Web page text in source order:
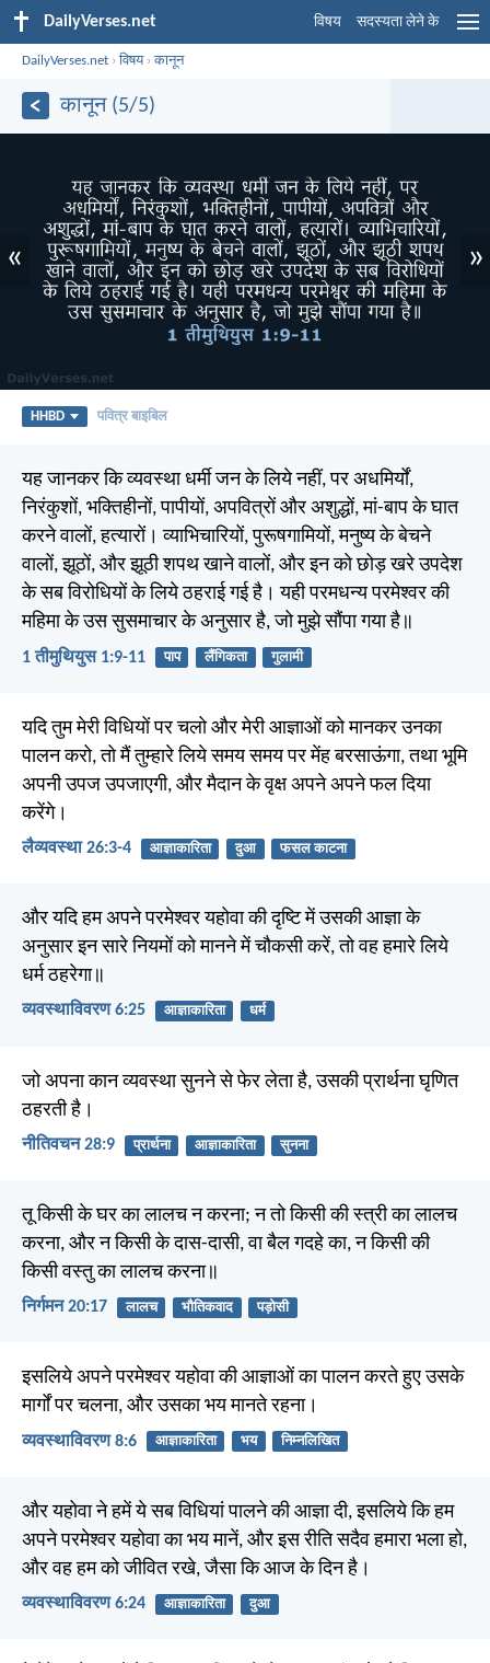
DailyVerses.net विषय सदस्यता लेने के
DailyVerses.net ›विषय›कानून
कानून (5/5)
« »
HHBD पवित्र बाइबिल
यह जानकर कि व्यवस्था धर्मी जन के लिये नहीं, पर अधमिर्यों,
निरंकुशों, भक्तिहीनों, पापीयों, अपवित्रों और अशुद्धों, मां-बाप के घात
करने वालों, हत्यारों। व्याभिचारियों, पुरूषगामियों, मनुष्य के बेचने
वालों, झूठों, और झूठी शपथ खाने वालों, और इन को छोड़ खरे उपदेश
के सब विरोधियों के लिये ठहराई गई है। यही परमधन्य परमेश्वर की
महिमा के उस सुसमाचार के अनुसार है, जो मुझे सौंपा गया है॥
1 तीमुथियुस 1:9-11 पाप लैंगिकता गुलामी
यदि तुम मेरी विधियों पर चलो और मेरी आज्ञाओं को मानकर उनका
पालन करो, तो मैं तुम्हारे लिये समय समय पर मेंह बरसाऊंगा, तथा भूमि
अपनी उपज उपजाएगी, और मैदान के वृक्ष अपने अपने फल दिया
करेंगे।
लैव्यवस्था 26:3-4 आज्ञाकारिता दुआ फसल काटना
और यदि हम अपने परमेश्वर यहोवा की दृष्टि में उसकी आज्ञा के
अनुसार इन सारे नियमों को मानने में चौकसी करें, तो वह हमारे लिये
धर्म ठहरेगा॥
व्यवस्थाविवरण 6:25 आज्ञाकारिता धर्म
जो अपना कान व्यवस्था सुनने से फेर लेता है, उसकी प्रार्थना घृणित
ठहरती है।
नीतिवचन 28:9 प्रार्थना आज्ञाकारिता सुनना
तू किसी के घर का लालच न करना; न तो किसी की स्त्री का लालच
करना, और न किसी के दास-दासी, वा बैल गदहे का, न किसी की
किसी वस्तु का लालच करना॥
निर्गमन 20:17 लालच भौतिकवाद पड़ोसी
इसलिये अपने परमेश्वर यहोवा की आज्ञाओं का पालन करते हुए उसके
मार्गों पर चलना, और उसका भय मानते रहना।
व्यवस्थाविवरण 8:6 आज्ञाकारिता भय निम्नलिखित
और यहोवा ने हमें ये सब विधियां पालने की आज्ञा दी, इसलिये कि हम
अपने परमेश्वर यहोवा का भय मानें, और इस रीति सदैव हमारा भला हो,
और वह हम को जीवित रखे, जैसा कि आज के दिन है।
व्यवस्थाविवरण 6:24 आज्ञाकारिता दुआ